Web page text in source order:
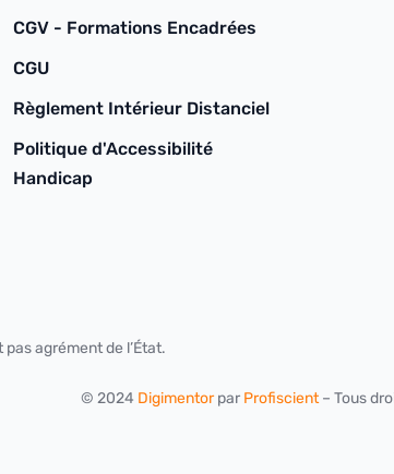
CGV - Formations Encadrées
CGU
Règlement Intérieur Distanciel
Politique d'Accessibilité
Handicap
agrément de l’État.
© 2024 Digimentorpar Profiscient– Tous